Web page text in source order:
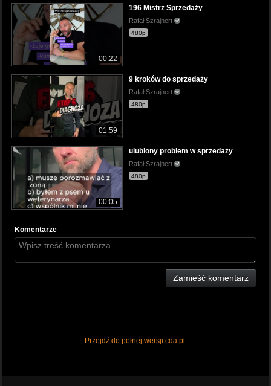
00:22
196 Mistrz Sprzedaży
Rafał Szrajnert
480p
01:59
9 kroków do sprzedaży
Rafał Szrajnert
480p
00:05
ulubiony problem w sprzedaży
Rafał Szrajnert
480p
Komentarze
Zamieść komentarz
Przejdź do pełnej wersji cda.pl